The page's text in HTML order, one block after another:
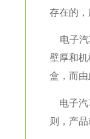
存在的
电子
壁厚和
盒，而
电子
则，产